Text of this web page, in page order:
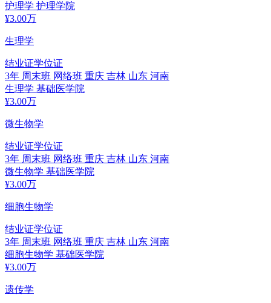
护理学 护理学院
¥3.00万
生理学
结业证学位证
3年 周末班 网络班 重庆 吉林 山东 河南
生理学 基础医学院
¥3.00万
微生物学
结业证学位证
3年 周末班 网络班 重庆 吉林 山东 河南
微生物学 基础医学院
¥3.00万
细胞生物学
结业证学位证
3年 周末班 网络班 重庆 吉林 山东 河南
细胞生物学 基础医学院
¥3.00万
遗传学